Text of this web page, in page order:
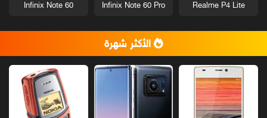
Realme P4 Lite
Infinix Note 60 Pro
Infinix Note 60
الأكثر شهرة